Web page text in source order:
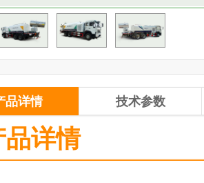
品详情 技术参数
品详情